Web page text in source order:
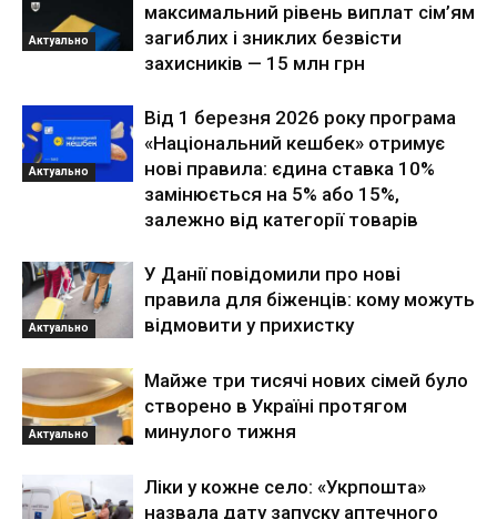
Актуально
максимальний рівень виплат сім’ям
загиблих і зниклих безвісти
захисників — 15 млн грн
Актуально
Від 1 березня 2026 року програма
«Національний кешбек» отримує
нові правила: єдина ставка 10%
замінюється на 5% або 15%,
залежно від категорії товарів
Актуально
У Данії повідомили про нові
правила для біженців: кому можуть
відмовити у прихистку
Актуально
Майже три тисячі нових сімей було
створено в Україні протягом
минулого тижня
Ліки у кожне село: «Укрпошта»
назвала дату запуску аптечного